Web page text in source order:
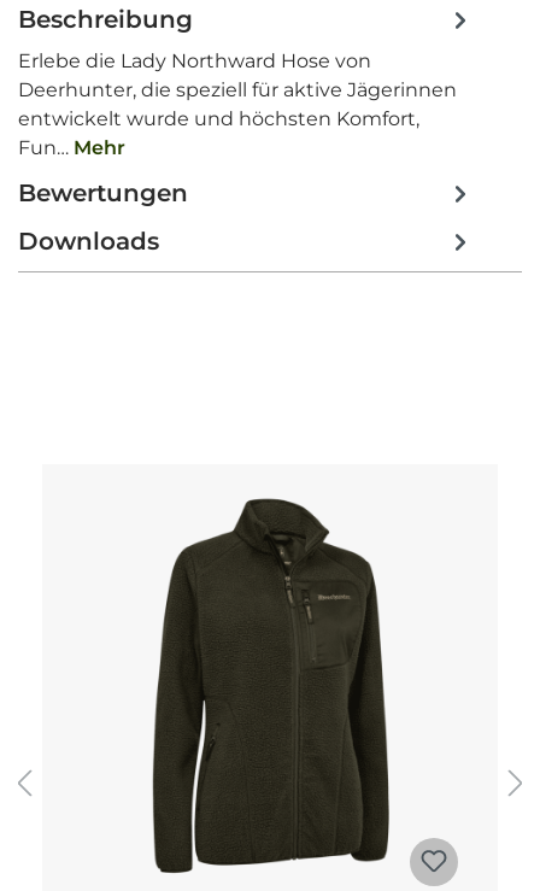
Beschreibung
Erlebe die Lady Northward Hose von
Deerhunter, die speziell für aktive Jägerinnen
entwickelt wurde und höchsten Komfort,
Fun… Mehr
Bewertungen
Downloads